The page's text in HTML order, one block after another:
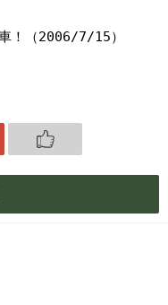
！（2006/7/15）